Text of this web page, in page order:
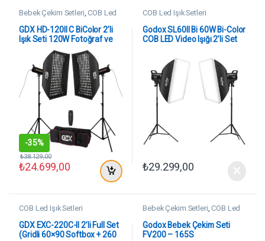
Bebek Çekim Setleri COB Led
GDX HD-120II C BiColor 2’li
Işık Seti 120W Fotoğraf ve
Video LED Işığı
-35%
₺24.699,00
₺38.129,00
COB Led Işık Setleri
Godox SL60II Bi 60W Bi-Color
COB LED Video Işığı 2’li Set
₺29.299,00
COB Led Işık Setleri
GDX EXC-220C-II 2’li Full Set
(Gridli 60×90 Softbox + 260
Bebek Çekim Setleri COB Led
Godox Bebek Çekim Seti
FV200 – 165S